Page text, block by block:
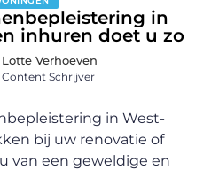
in
inhuren doet u zo
Lotte Verhoeven
Content Schrijver
in West-
bij uw renovatie of
van een geweldige en